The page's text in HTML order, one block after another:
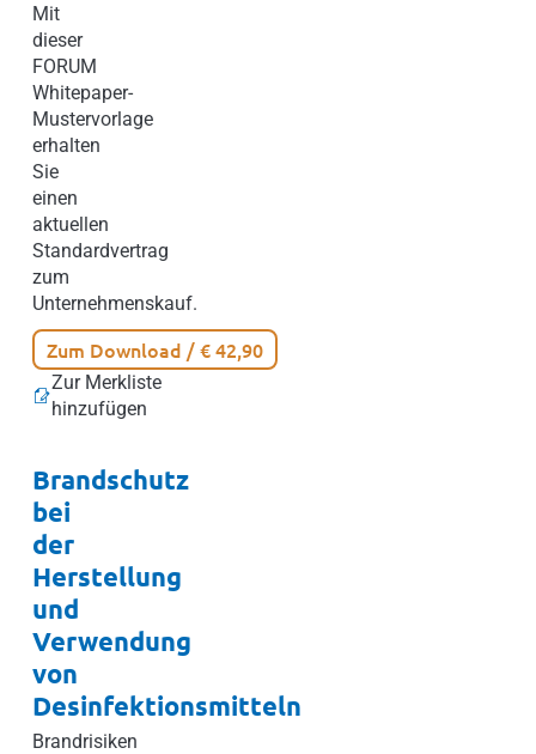
Mit
dieser
FORUM
Whitepaper-
Mustervorlage
erhalten
Sie
einen
aktuellen
Standardvertrag
zum
Unternehmenskauf.
Zum Download / € 42,90
Zur Merkliste
hinzufügen
Brandschutz
bei
der
Herstellung
und
Verwendung
von
Desinfektionsmitteln
Brandrisiken